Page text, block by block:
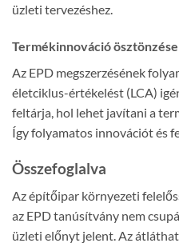
üzleti tervezéshez.
Termékinnováció ösztönzése
Az EPD megszerzésének
életciklus-értékelést (LCA)
feltárja, hol lehet javítani a
Így folyamatos innovációt és
Összefoglalva
Az építőipar környezeti
az EPD tanúsítvány nem
üzleti előnyt jelent. Az